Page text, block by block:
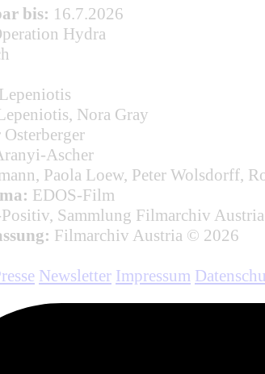
bis: 16.7.2026
Hydra
Nora Gray
Osterberger
Ascher
Paola Loew, Peter Wolsdorff,
EDOS-Film
Sammlung Filmarchiv Austria
Filmarchiv Austria © 2026
Newsletter Impressum